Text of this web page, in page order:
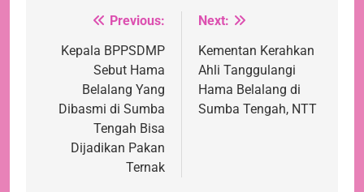
Navigasi
pos
Previous:
Kepala BPPSDMP
Sebut Hama
Belalang Yang
Dibasmi di Sumba
Tengah Bisa
Dijadikan Pakan
Ternak
Next:
Kementan Kerahkan
Ahli Tanggulangi
Hama Belalang di
Sumba Tengah, NTT